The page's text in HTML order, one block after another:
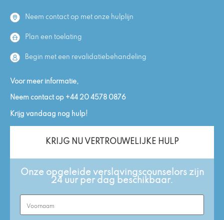
Neem contact op met onze hulplijn
Plan een toelating
Begin met een revalidatiebehandeling
Voor meer informatie,
Neem contact op +44 20 4578 0876
Krijg vandaag nog hulp!
KRIJG NU VERTROUWELIJKE HULP
Onze opgeleide verslavingscounselors zijn
24 uur per dag beschikbaar.
First
Name
(Required)